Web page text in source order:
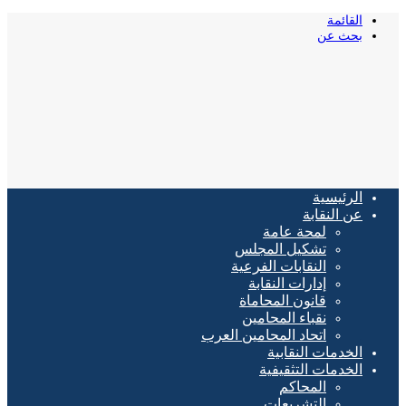
القائمة
بحث عن
الرئيسية
عن النقابة
لمحة عامة
تشكيل المجلس
النقابات الفرعية
إدارات النقابة
قانون المحاماة
نقباء المحامين
اتحاد المحامين العرب
الخدمات النقابية
الخدمات التثقيفية
المحاكم